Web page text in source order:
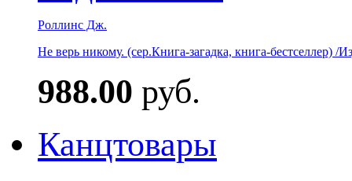
Роллинс Дж.
Не верь никому. (сер.Книга-загадка, книга-бестселлер) /
988.00 руб.
Канцтовары